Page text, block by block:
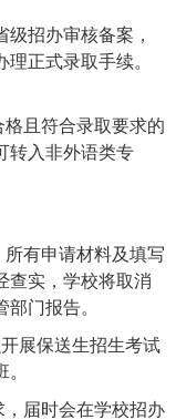
招办审核备案，
正式录取手续。
且符合录取要求的
转入非外语类专
有申请材料及填写
查实，学校将取消
门报告。
展保送生招生考试
届时会在学校招办